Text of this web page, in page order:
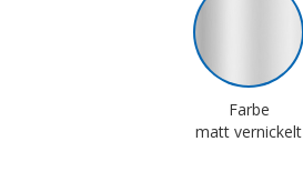
Farbe
matt vernickelt